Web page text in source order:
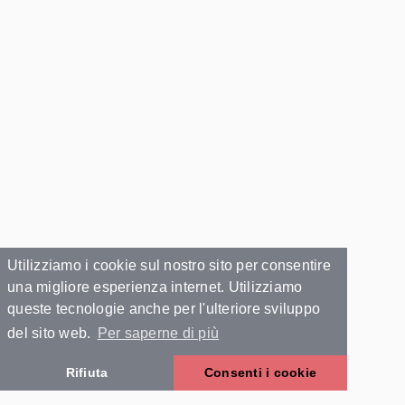
Utilizziamo i cookie sul nostro sito per consentire
una migliore esperienza internet. Utilizziamo
queste tecnologie anche per l'ulteriore sviluppo
del sito web.
Per saperne di più
Rifiuta Consenti i cookie